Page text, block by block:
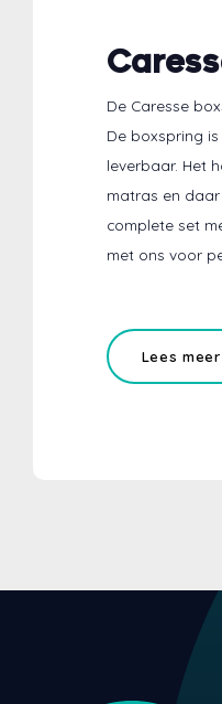
De Caresse
De boxspring
leverbaar. Het
matras en
complete set
met ons voor
Lees meer